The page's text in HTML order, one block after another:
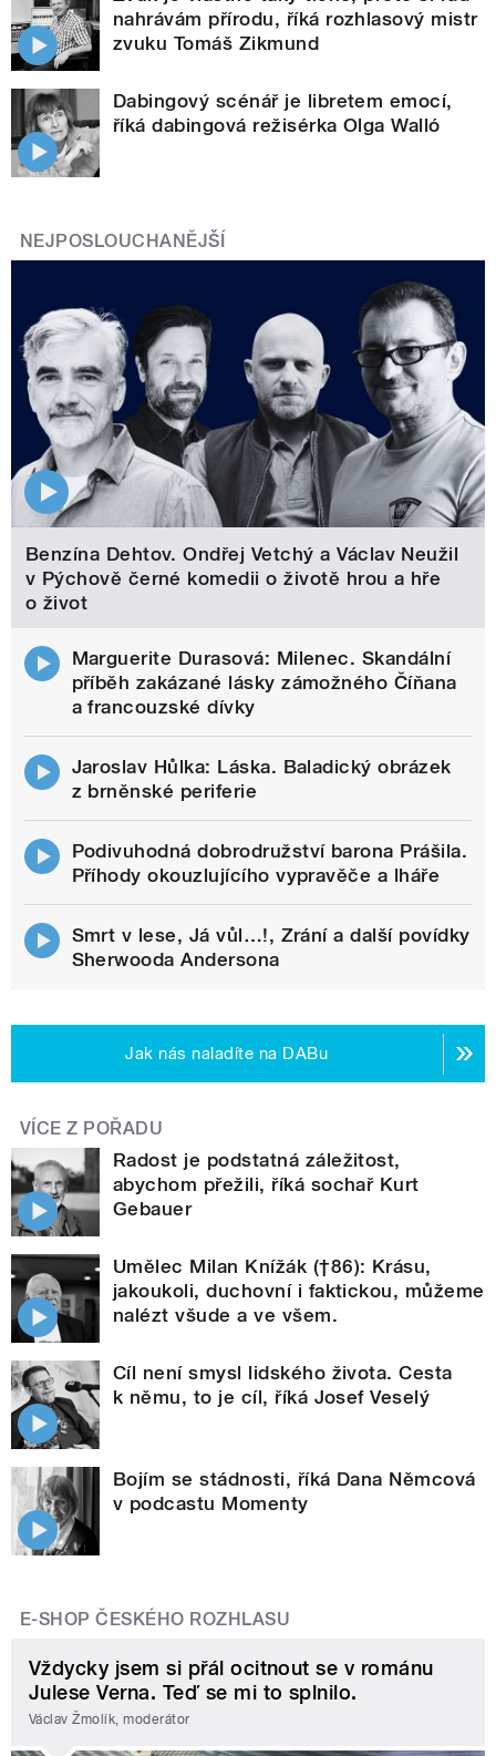
nahrávám přírodu, říká rozhlasový mistr
zvuku Tomáš Zikmund
Dabingový scénář je libretem emocí,
říká dabingová režisérka Olga Walló
NEJPOSLOUCHANĚJŠÍ
Benzína Dehtov. Ondřej Vetchý a Václav Neužil
v Pýchově černé komedii o životě hrou a hře
o život
Marguerite Durasová: Milenec. Skandální
příběh zakázané lásky zámožného Číňana
a francouzské dívky
Jaroslav Hůlka: Láska. Baladický obrázek
z brněnské periferie
Podivuhodná dobrodružství barona Prášila.
Příhody okouzlujícího vypravěče a lháře
Smrt v lese, Já vůl…!, Zrání a další povídky
Sherwooda Andersona
Jak nás naladíte na DABu
VÍCE Z POŘADU
Radost je podstatná záležitost,
abychom přežili, říká sochař Kurt
Gebauer
Umělec Milan Knížák (†86): Krásu,
jakoukoli, duchovní i faktickou, můžeme
nalézt všude a ve všem.
Cíl není smysl lidského života. Cesta
k němu, to je cíl, říká Josef Veselý
Bojím se stádnosti, říká Dana Němcová
v podcastu Momenty
E-SHOP ČESKÉHO ROZHLASU
Vždycky jsem si přál ocitnout se v románu
Julese Verna. Teď se mi to splnilo.
Václav Žmolík, moderátor